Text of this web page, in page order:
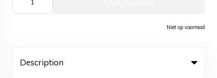
Niet op voorraad
Description